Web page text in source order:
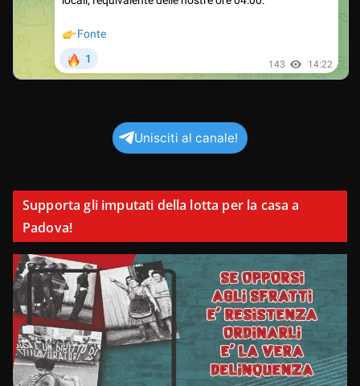
Unisciti al canale!
Supporta gli imputati della lotta per la casa a
Padova!